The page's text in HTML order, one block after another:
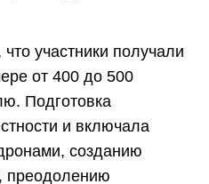
участники получали
от 400 до 500
Подготовка
и включала
созданию
преодолению